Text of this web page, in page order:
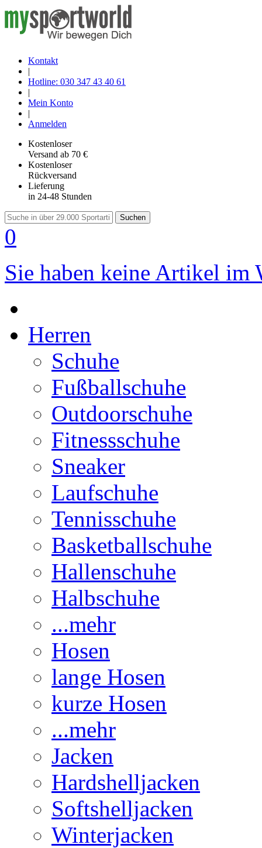
Kontakt
|
Hotline: 030 347 43 40 61
|
Mein Konto
|
Anmelden
Kostenloser
Versand ab 70 €
Kostenloser
Rückversand
Lieferung
in 24-48 Stunden
Suchen
0
Sie haben keine Artikel im
Herren
Schuhe
Fußballschuhe
Outdoorschuhe
Fitnessschuhe
Sneaker
Laufschuhe
Tennisschuhe
Basketballschuhe
Hallenschuhe
Halbschuhe
...mehr
Hosen
lange Hosen
kurze Hosen
...mehr
Jacken
Hardshelljacken
Softshelljacken
Winterjacken